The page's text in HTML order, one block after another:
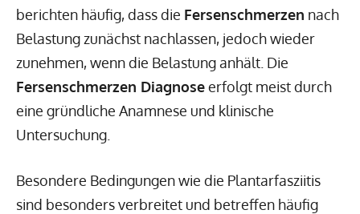
berichten häufig, dass die Fersenschmerzen nach
Belastung zunächst nachlassen, jedoch wieder
zunehmen, wenn die Belastung anhält. Die
Fersenschmerzen Diagnoseerfolgt meist durch
eine gründliche Anamnese und klinische
Untersuchung.
Besondere Bedingungen wie die Plantarfasziitis
sind besonders verbreitet und betreffen häufig